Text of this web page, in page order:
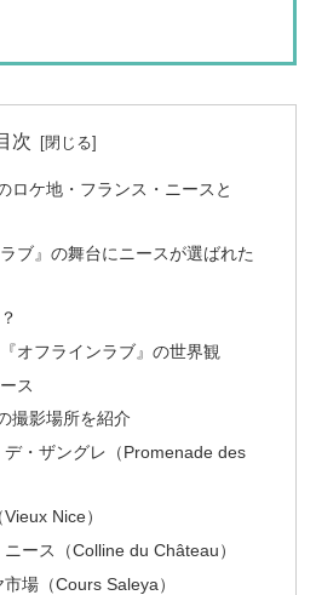
次
ロケ地・フランス・ニースと
ブ』の舞台にニースが選ばれた
オフラインラブ』の世界観
ス
撮影場所を紹介
・ザングレ（Promenade des
Nice）
ース（Colline du Château）
場（Cours Saleya）